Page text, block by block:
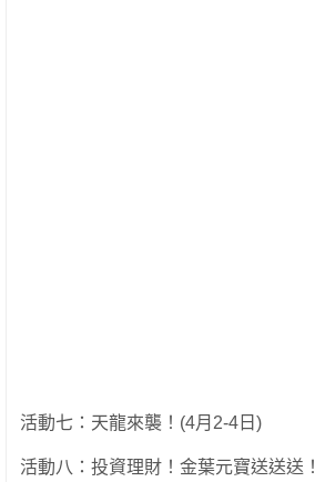
活動七：天龍來襲！(4月2-4日)
活動八：投資理財！金葉元寶送送送！